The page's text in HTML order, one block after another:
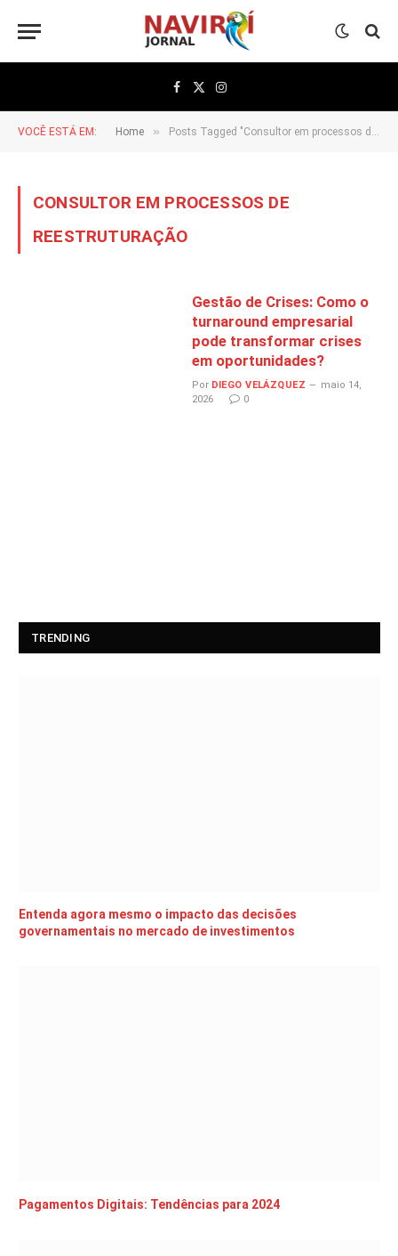
Facebook
X
(Twitter)
Instagram
VOCÊ ESTÁ EM: Home » Posts Tagged "Consultor em processos de reestruturação"
CONSULTOR EM PROCESSOS DE
REESTRUTURAÇÃO
Gestão de Crises: Como o
turnaround empresarial
pode transformar crises
em oportunidades?
Por DIEGO VELÁZQUEZ
maio 14,
2026
0
TRENDING
Entenda agora mesmo o impacto das decisões
governamentais no mercado de investimentos
Pagamentos Digitais: Tendências para 2024